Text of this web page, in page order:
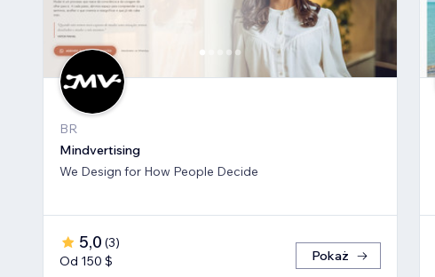
BR
Mindvertising
We Design for How People Decide
5,0 (3)
Od 150 $
Pokaż